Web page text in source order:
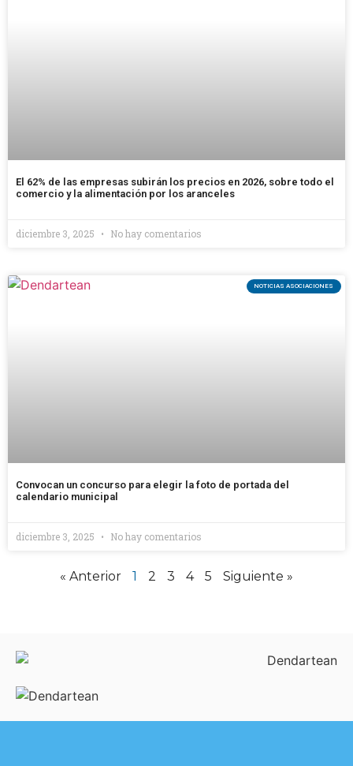
El 62% de las empresas subirán los precios en 2026, sobre todo el
comercio y la alimentación por los aranceles
diciembre 3, 2025 No hay comentarios
NOTICIAS ASOCIACIONES
Convocan un concurso para elegir la foto de portada del
calendario municipal
diciembre 3, 2025 No hay comentarios
« Anterior 1 2 3 4 5 Siguiente »